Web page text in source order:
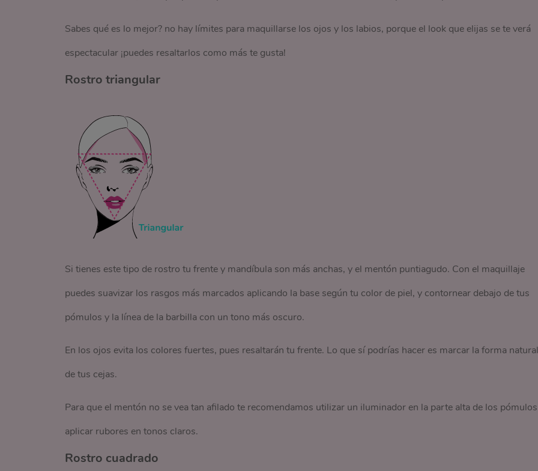
Sabes qué es lo mejor? no hay límites para maquillarse los ojos y los labios, porque el look que elijas se te verá
espectacular ¡puedes resaltarlos como más te gusta!
Rostro triangular
Si tienes este tipo de rostro tu frente y mandíbula son más anchas, y el mentón puntiagudo. Con el maquillaje
puedes suavizar los rasgos más marcados aplicando la base según tu color de piel, y contornear debajo de tus
pómulos y la línea de la barbilla con un tono más oscuro.
En los ojos evita los colores fuertes, pues resaltarán tu frente. Lo que sí podrías hacer es marcar la forma natural
de tus cejas.
Para que el mentón no se vea tan afilado te recomendamos utilizar un iluminador en la parte alta de los
aplicar rubores en tonos claros.
Rostro cuadrado